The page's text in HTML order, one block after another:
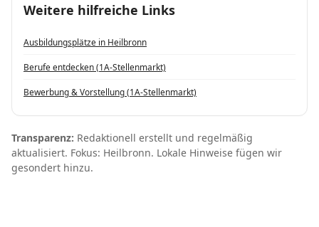
Weitere hilfreiche Links
Ausbildungsplätze in Heilbronn
Berufe entdecken (1A-Stellenmarkt)
Bewerbung & Vorstellung (1A-Stellenmarkt)
Transparenz: Redaktionell erstellt und regelmäßig
aktualisiert. Fokus: Heilbronn. Lokale Hinweise fügen wir
gesondert hinzu.